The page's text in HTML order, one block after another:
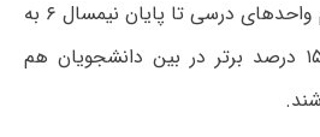
گذراندن حداقل سه چهارم واحدهای درسی تا پایان نیمسال ۶ به
لحاظ میانگین کل جزء ۱۵ درصد برتر در بین دانشجویان هم